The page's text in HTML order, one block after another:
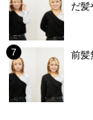
だ髪
前